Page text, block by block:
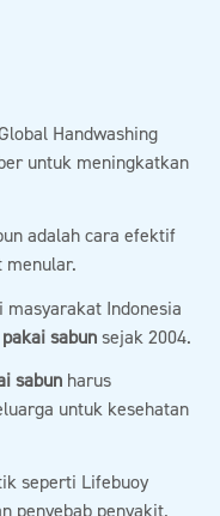
Handwashing
untuk meningkatkan
adalah cara efektif
menular.
Indonesia
sabunsejak 2004.
sabunharus
untuk kesehatan
seperti Lifebuoy